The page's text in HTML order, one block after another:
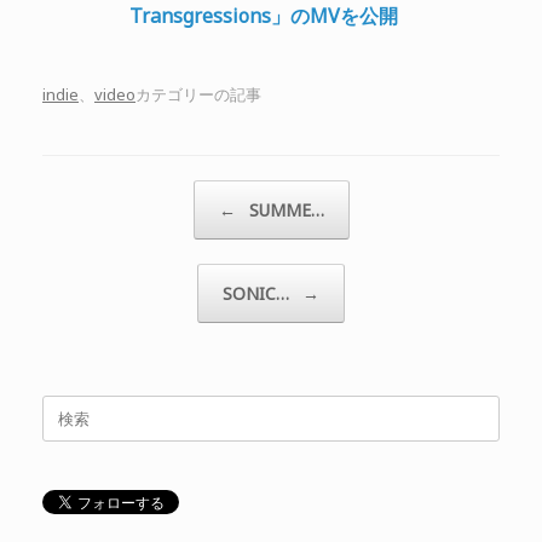
Transgressions」のMVを公開
indie、 videoカテゴリーの記事
← SUMME…
SONIC… →